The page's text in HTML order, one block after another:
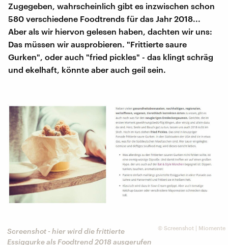
Zugegeben, wahrscheinlich gibt es inzwischen schon
580 verschiedene Foodtrends für das Jahr 2018...
Aber als wir hiervon gelesen haben, dachten wir uns:
Das müssen wir ausprobieren. "Frittierte saure
Gurken", oder auch "fried pickles" - das klingt schräg
und ekelhaft, könnte aber auch geil sein.
© Screenshot | Miomente
Screenshot - hier wird die frittierte
Essiggurke als Foodtrend 2018 ausgerufen